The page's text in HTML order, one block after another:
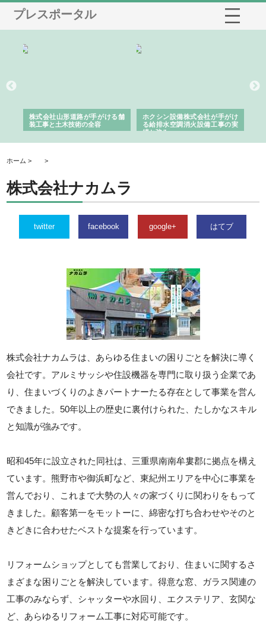
プレスポータル
株式会社山形道路が手がける舗
装工事と土木技術の全容
ホクシン設備株式会社が手がけ
る給排水空調消火設備工事の実
績と強み
ホーム > >
株式会社ナカムラ
twitter facebook google+ はてブ
株式会社ナカムラは、あらゆる住まいの困りごとを解決に導く
会社です。アルミサッシや住設機器を専門に取り扱う企業であ
り、住まいづくりのよきパートナーたる存在として事業を営ん
できました。50年以上の歴史に裏付けられた、たしかなスキル
と知識が強みです。
昭和45年に設立された同社は、三重県南南牟婁郡に拠点を構え
ています。熊野市や御浜町など、東紀州エリアを中心に事業を
営んでおり、これまで大勢の人々の家づくりに関わりをもって
きました。顧客第一をモットーに、綿密な打ち合わせやそのと
きどきに合わせたベストな提案を行っています。
リフォームショップとしても営業しており、住まいに関するさ
まざまな困りごとを解決しています。得意な窓、ガラス関連の
工事のみならず、シャッターや水回り、エクステリア、玄関な
ど、あらゆるリフォーム工事に対応可能です。